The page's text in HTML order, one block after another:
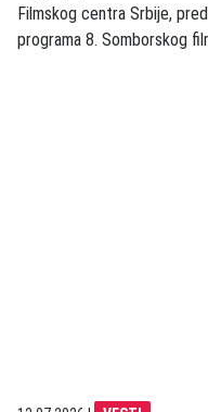
Filmskog centra Srbije,
programa 8. Somborskog